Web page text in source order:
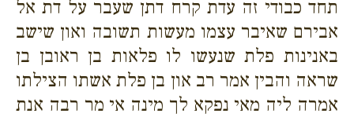
תחד כבודי זה עדת קרח דתן שעבר על דת אל
אבירם שאיבר עצמו מעשות תשובה ואון שישב
באנינות פלת שנעשו לו פלאות בן ראובן בן
שראה והבין אמר רב און בן פלת אשתו הצילתו
אמרה ליה מאי נפקא לך מינה אי מר רבה אנת